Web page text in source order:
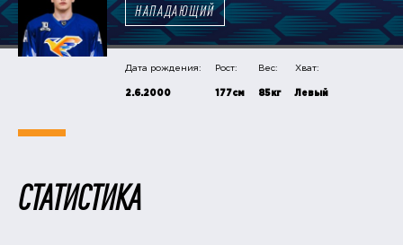
НАПАДАЮЩИЙ
Дата рождения:
2.6.2000
Рост:
177см
Вес:
85кг
Хват:
Левый
СТАТИСТИКА